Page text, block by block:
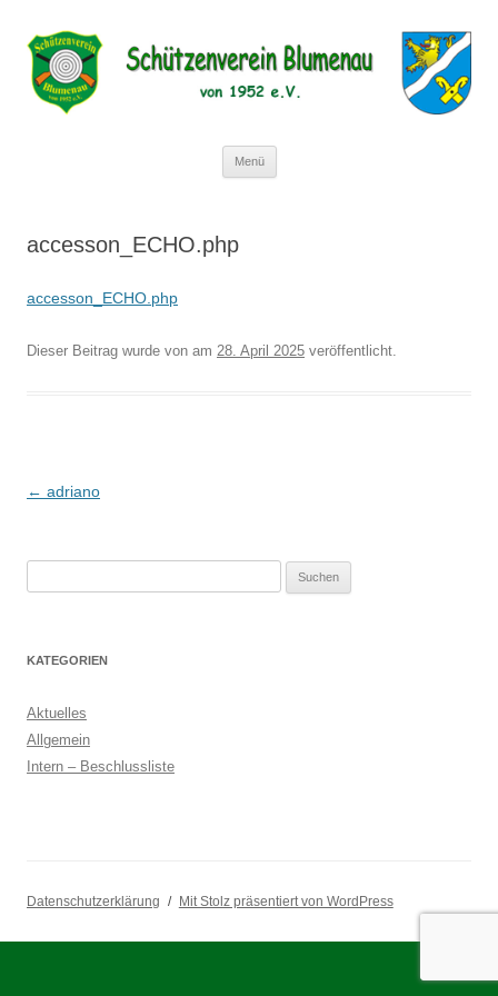
Schützenverein Blumenau von 1952
e.V.
Menü
accesson_ECHO.php
accesson_ECHO.php
Dieser Beitrag wurde von am 28. April 2025 veröffentlicht.
Beitragsnavigation
← adriano
KATEGORIEN
Aktuelles
Allgemein
Intern – Beschlussliste
Datenschutzerklärung Mit Stolz präsentiert von WordPress